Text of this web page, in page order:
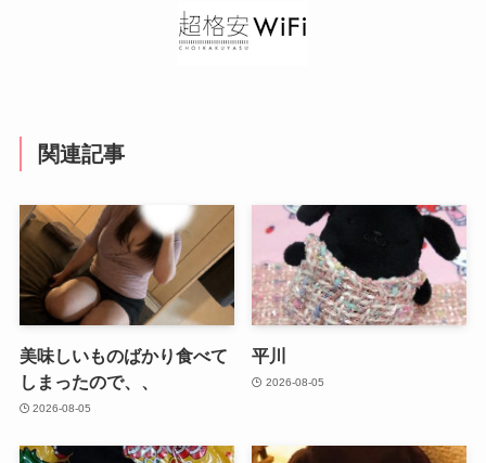
関連記事
美味しいものばかり食べて
しまったので、、
2026-08-05
平川
2026-08-05